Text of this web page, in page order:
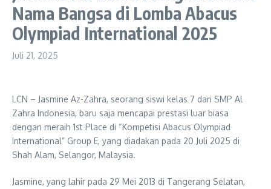
Nama Bangsa di Lomba Abacus
Olympiad International 2025
Juli 21, 2025
LCN – Jasmine Az-Zahra, seorang siswi kelas 7 dari SMP Al
Zahra Indonesia, baru saja mencapai prestasi luar biasa
dengan meraih 1st Place di “Kompetisi Abacus Olympiad
International” Group E, yang diadakan pada 20 Juli 2025 di
Shah Alam, Selangor, Malaysia.
Jasmine, yang lahir pada 29 Mei 2013 di Tangerang Selatan,